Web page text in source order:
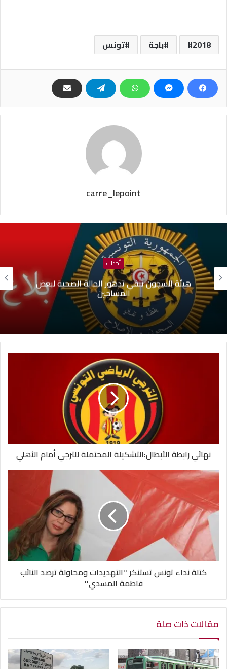
2018 باجة تونس
carre_lepoint
أحداث
هيئة السجون تنفي تدهور الحالة الصحية لبعض
المساجين
نهائي رابطة الأبطال:التشكيلة المحتملة للترجي أمام الأهلي
كتلة نداء تونس تستنكر ''التهديدات ومحاولة ترصد النائب
فاطمة المسدي''
مقالات ذات صلة